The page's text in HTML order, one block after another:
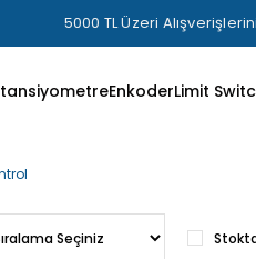
5000 TL Üzeri
EnkoderLimit